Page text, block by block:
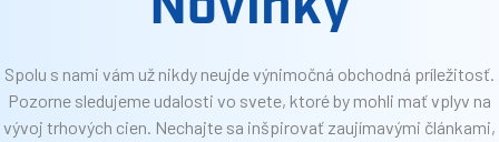
Spolu s nami vám už nikdy neujde výnimočná obchodná príležitosť.
Pozorne sledujeme udalosti vo svete, ktoré by mohli mať vplyv na
vývoj trhových cien. Nechajte sa inšpirovať zaujímavými článkami,